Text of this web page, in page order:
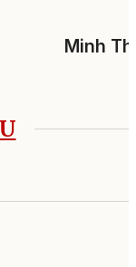
Minh